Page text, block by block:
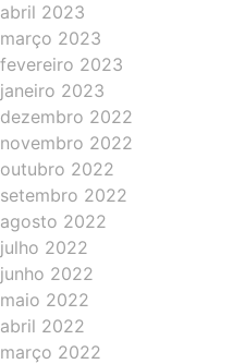
abril 2023
março 2023
fevereiro 2023
janeiro 2023
dezembro 2022
novembro 2022
outubro 2022
setembro 2022
agosto 2022
julho 2022
junho 2022
maio 2022
abril 2022
março 2022